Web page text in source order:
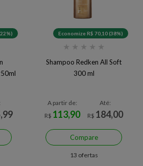
Economize R$ 70,10 (38%)
★ ★ ★ ★ ★
Shampoo Redken All Soft
300 ml
A partir de:
R$ 113,90
Até:
R$ 184,00
Compare
13 ofertas